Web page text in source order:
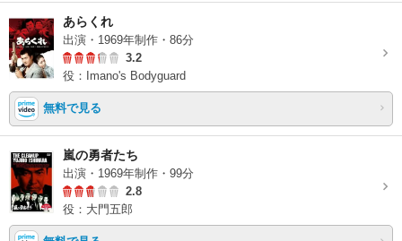
あらくれ
出演・1969年制作・86分
3.2
役：Imano's Bodyguard
無料で見る
嵐の勇者たち
出演・1969年制作・99分
2.8
役：大門五郎